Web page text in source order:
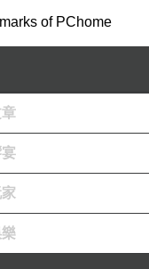
關係，「國安」
政權因此受限。
能證明不受中
的［國籍法］要
單一效忠的門
於壓迫人權。
of PChome